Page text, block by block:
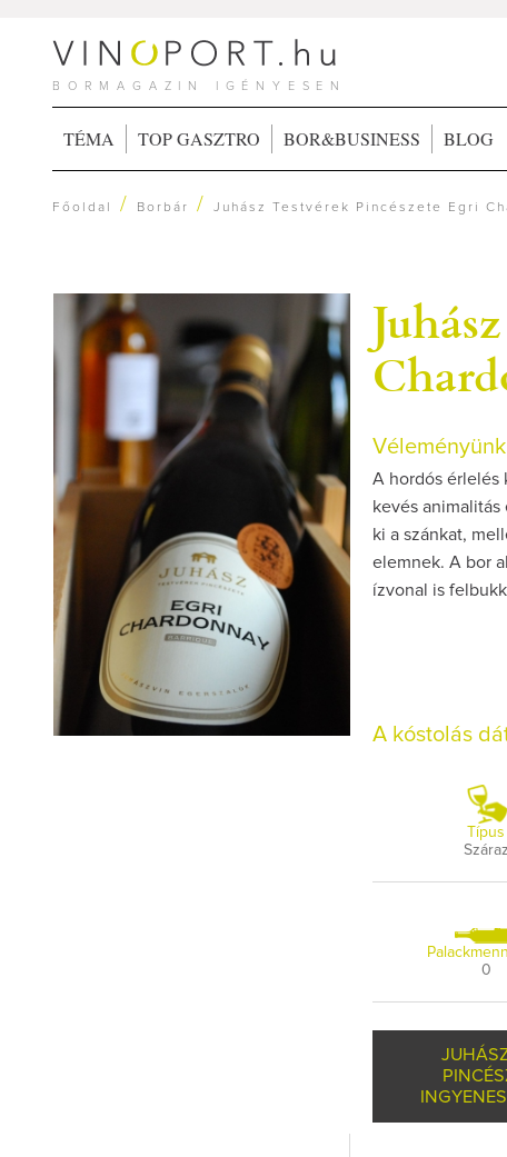
BORMAGAZIN IGÉNYESEN
TÉMA TOP GASZTRO BOR&BUSINESS BLOG
Főoldal / Borbár /Juhász Testvérek Pincészete Egri
A hordós érlelés
kevés
ki a szánkat,
elemnek. A bor
ízvonal is
A kóstolás
Típus
Száraz
0